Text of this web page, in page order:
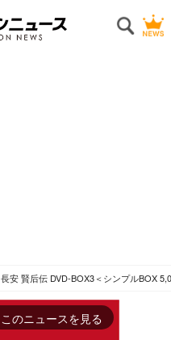
長安 賢后伝 DVD-BOX3＜シンプルBOX
このニュースを見る